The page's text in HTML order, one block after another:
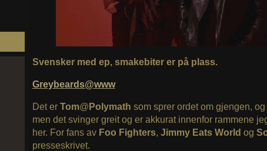
Svensker med ep, smakebiter er på plass.
Greybeards@www
Det er Tom@ Polymath som sprer ordet om gjengen,
men det svinger greit og er akkurat innenfor rammene
her. For fans av Foo Fighters, Jimmy Eats World og
presseskrivet.